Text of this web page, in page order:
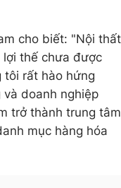
cho biết: "Nội thất
lợi thế chưa được
tôi rất hào hứng
và doanh nghiệp
trở thành trung tâm
mục hàng hóa